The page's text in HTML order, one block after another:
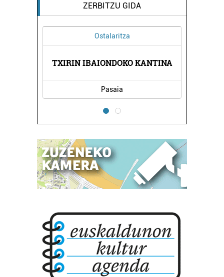
ZERBITZU GIDA
Ostalaritza
TXIRIN IBAIONDOKO KANTINA
Pasaia